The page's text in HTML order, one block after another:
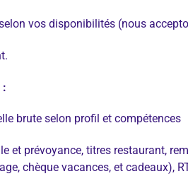
vos disponibilités (nous
:
brute selon profil et compétences
et prévoyance, titres restaurant,
chèque vacances, et cadeaux),